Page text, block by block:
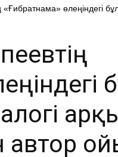
өлеңіндегі
автор